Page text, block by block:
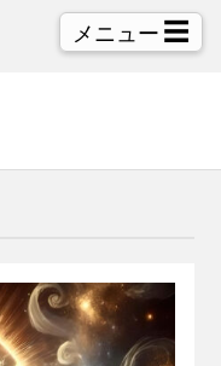
メニュー ☰